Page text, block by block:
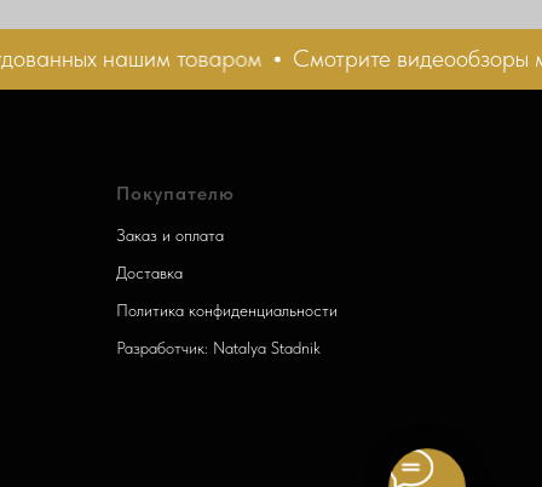
нашим товаром Смотрите видеообзоры
Покупателю
Заказ и оплата
Доставка
Политика конфиденциальности
Разработчик: Natalya Stadnik